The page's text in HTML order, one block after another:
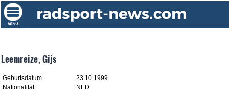
Leemreize, Gijs
Geburtsdatum
23.10.1999
Nationalität
NED